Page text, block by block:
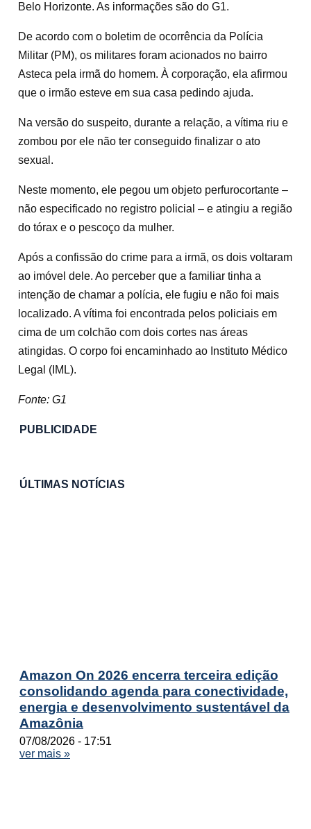
Belo Horizonte. As informações são do G1.
De acordo com o boletim de ocorrência da Polícia
Militar (PM), os militares foram acionados no bairro
Asteca pela irmã do homem. À corporação, ela afirmou
que o irmão esteve em sua casa pedindo ajuda.
Na versão do suspeito, durante a relação, a vítima riu e
zombou por ele não ter conseguido finalizar o ato
sexual.
Neste momento, ele pegou um objeto perfurocortante –
não especificado no registro policial – e atingiu a região
do tórax e o pescoço da mulher.
Após a confissão do crime para a irmã, os dois voltaram
ao imóvel dele. Ao perceber que a familiar tinha a
intenção de chamar a polícia, ele fugiu e não foi mais
localizado. A vítima foi encontrada pelos policiais em
cima de um colchão com dois cortes nas áreas
atingidas. O corpo foi encaminhado ao Instituto Médico
Legal (IML).
Fonte: G1
PUBLICIDADE
ÚLTIMAS NOTÍCIAS
Amazon On 2026 encerra terceira edição
consolidando agenda para conectividade,
energia e desenvolvimento sustentável da
Amazônia
07/08/2026
17:51
ver mais »